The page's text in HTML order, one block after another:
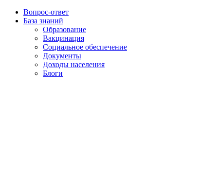
Вопрос-ответ
База знаний
Образование
Вакцинация
Социальное обеспечение
Документы
Доходы населения
Блоги